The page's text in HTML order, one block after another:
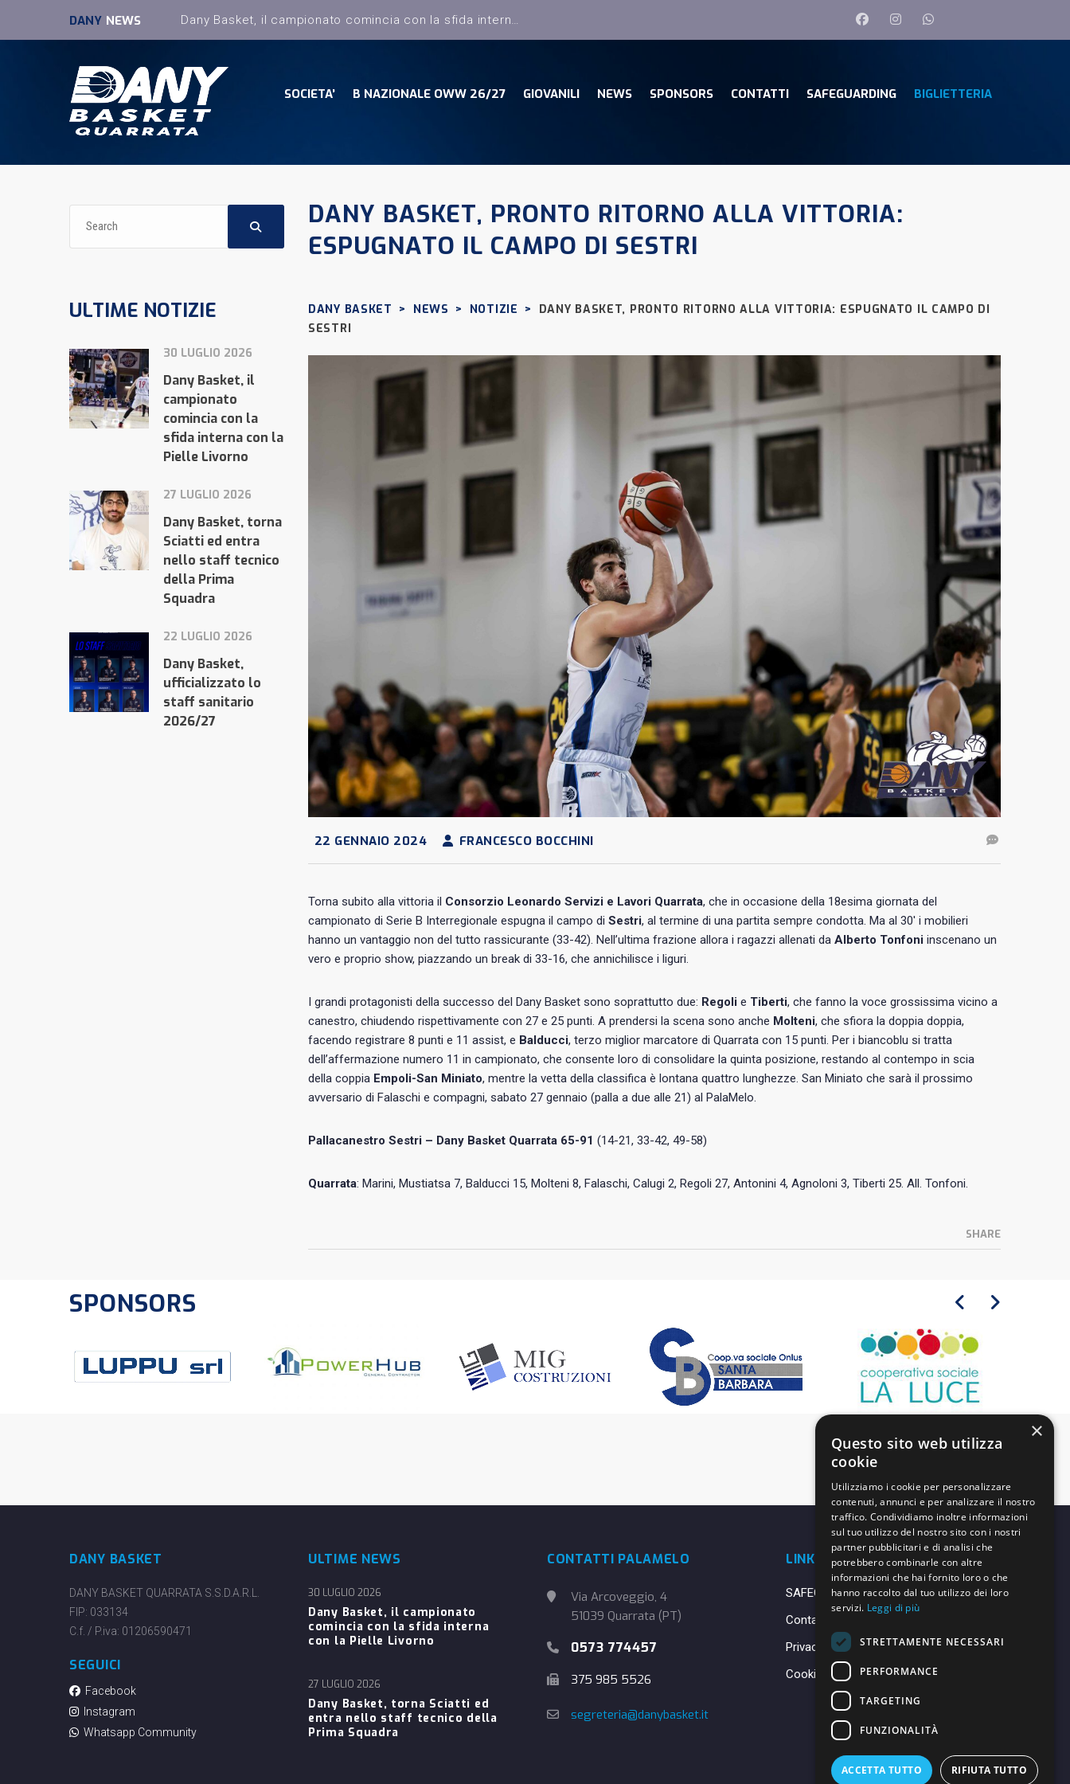
DANY NEWS
SOCIETA’ B NAZIONALE OWW 26/27 GIOVANILI NEWS SPONSORS CONTATTI SAFEGUARDING BIGLIETTERIA
DANY BASKET, PRONTO RITORNO ALLA VITTORIA:
ESPUGNATO IL CAMPO DI SESTRI
DANY BASKET > NEWS > NOTIZIE >
DANY BASKET, PRONTO RITORNO ALLA VITTORIA: ESPUGNATO IL CAMPO DI
SESTRI
22 GENNAIO 2024 FRANCESCO BOCCHINI
Torna subito alla vittoria il Consorzio Leonardo Servizi e Lavori Quarrata, che in occasione della 18esima giornata del
campionato di Serie B Interregionale espugna il campo di Sestri, al termine di una partita sempre condotta. Ma al 30′ i mobilieri
hanno un vantaggio non del tutto rassicurante (33-42). Nell’ultima frazione allora i ragazzi allenati da Alberto Tonfoni inscenano un
vero e proprio show, piazzando un break di 33-16, che annichilisce i liguri.
I grandi protagonisti della successo del Dany Basket sono soprattutto due: Regoli e Tiberti, che fanno la voce grossissima vicino a
canestro, chiudendo rispettivamente con 27 e 25 punti. A prendersi la scena sono anche Molteni, che sfiora la doppia doppia,
facendo registrare 8 punti e 11 assist, e Balducci, terzo miglior marcatore di Quarrata con 15 punti. Per i biancoblu si tratta
dell’affermazione numero 11 in campionato, che consente loro di consolidare la quinta posizione, restando al contempo in scia
della coppia Empoli-San Miniato, mentre la vetta della classifica è lontana quattro lunghezze. San Miniato che sarà il prossimo
avversario di Falaschi e compagni, sabato 27 gennaio (palla a due alle 21) al PalaMelo.
Pallacanestro Sestri – Dany Basket Quarrata 65-91 (14-21, 33-42, 49-58)
Quarrata: Marini, Mustiatsa 7, Balducci 15, Molteni 8, Falaschi, Calugi 2, Regoli 27, Antonini 4, Agnoloni 3, Tiberti 25. All. Tonfoni.
SHARE
ULTIME NOTIZIE
30 LUGLIO 2026
Dany Basket, il
campionato
comincia con la
sfida interna con la
Pielle Livorno
27 LUGLIO 2026
Dany Basket, torna
Sciatti ed entra
nello staff tecnico
della Prima
Squadra
22 LUGLIO 2026
Dany Basket,
ufficializzato lo
staff sanitario
2026/27
SPONSORS
DANY BASKET
DANY BASKET QUARRATA S.S.D.A.R.L.
FIP: 033134
C.f. / P.iva: 01206590471
SEGUICI
Facebook
Instagram
Whatsapp Community
ULTIME NEWS
Dany Basket, il campionato
comincia con la sfida interna
con la Pielle Livorno
30 LUGLIO 2026
Dany Basket, torna Sciatti ed
entra nello staff tecnico della
Prima Squadra
27 LUGLIO 2026
CONTATTI PALAMELO
Via Arcoveggio, 4
51039 Quarrata (PT)
0573 774457
375 985 5526
segreteria@danybasket.it
LINK UTILI
SAFEGUARDING
Contatti
Privacy Policy
Cookie Policy
×
Questo sito web utilizza
cookie
Utilizziamo i cookie per personalizzare
contenuti, annunci e per analizzare il nostro
traffico. Condividiamo inoltre informazioni
sul tuo utilizzo del nostro sito con i nostri
partner pubblicitari e di analisi che
potrebbero combinarle con altre
informazioni che hai fornito loro o che
hanno raccolto dal tuo utilizzo dei loro
servizi. Leggi di più
STRETTAMENTE NECESSARI
PERFORMANCE
TARGETING
FUNZIONALITÀ
ACCETTA TUTTO RIFIUTA TUTTO